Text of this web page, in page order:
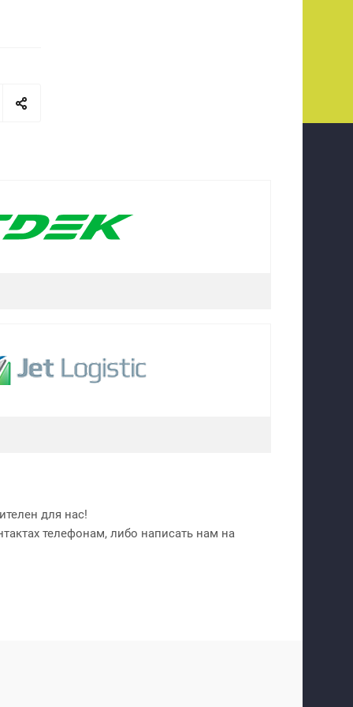
для нас!
телефонам, либо написать нам на